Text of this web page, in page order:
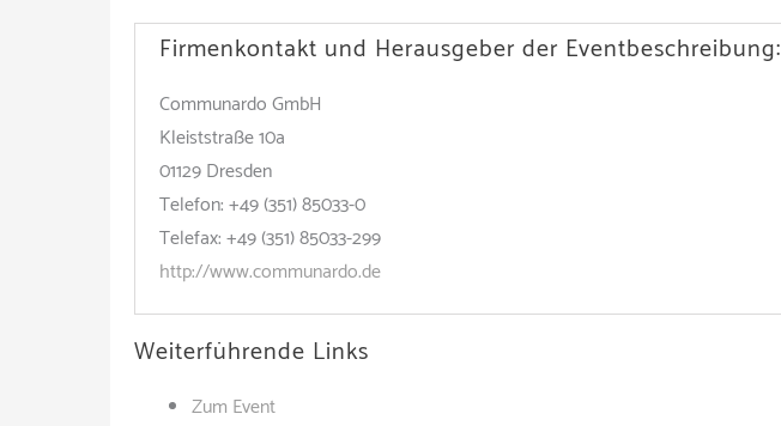
Firmenkontakt und Herausgeber der Eventbeschreibung:
Communardo GmbH
Kleiststraße 10a
01129 Dresden
Telefon: +49 (351) 85033-0
Telefax: +49 (351) 85033-299
http://www.communardo.de
Weiterführende Links
Zum Event